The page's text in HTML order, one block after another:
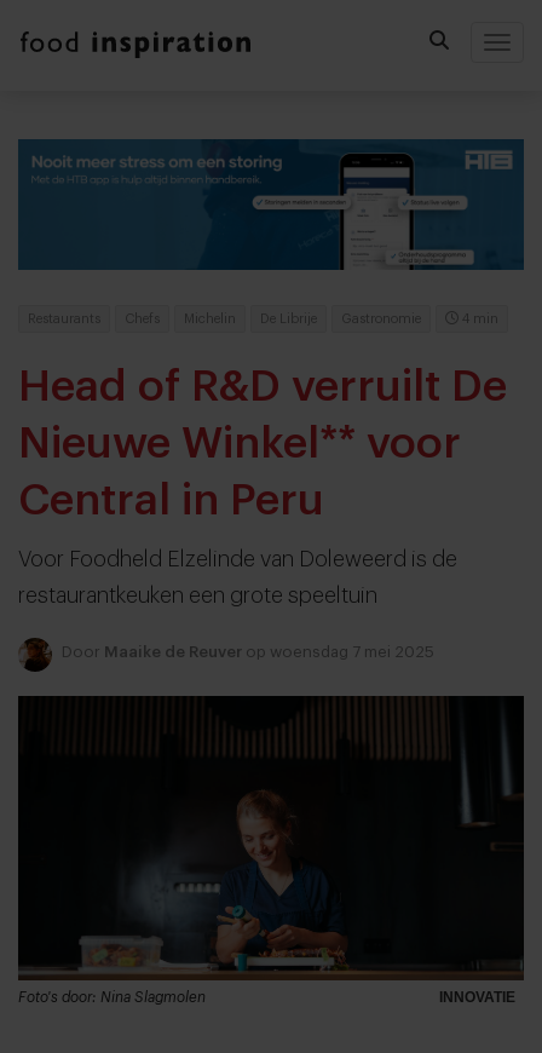
Restaurants Chefs Michelin De Librije Gastronomie 4 min
Head of R&D verruilt De
Nieuwe Winkel** voor
Central in Peru
Voor Foodheld Elzelinde van Doleweerd is de
restaurantkeuken een grote speeltuin
Door Maaike de Reuver op woensdag 7 mei 2025
INNOVATIE
Foto's door: Nina Slagmolen